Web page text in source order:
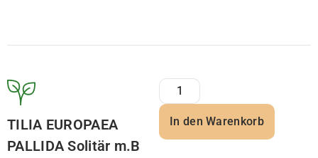
TILIA EUROPAEA
PALLIDA Solitär m.B
In den Warenkorb